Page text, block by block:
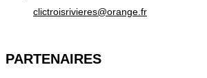
clictroisrivieres@orange.fr
PARTENAIRES